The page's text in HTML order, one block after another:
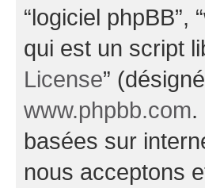
“logiciel phpBB”,
qui est un script
License”
www.phpbb.com.
basées sur
nous acceptons